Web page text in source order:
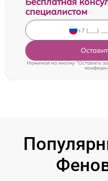
специалистом
Нажимая на кнопку "Оставить